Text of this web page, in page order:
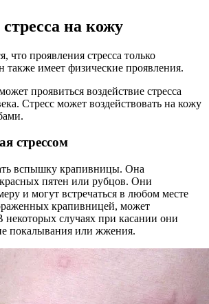
на кожу
что проявления стресса только
также имеет физические проявления.
проявиться воздействие стресса
Стресс может воздействовать на кожу
стрессом
вспышку крапивницы. Она
пятен или рубцов. Они
и могут встречаться в любом месте
крапивницей, может
некоторых случаях при касании они
покалывания или жжения.